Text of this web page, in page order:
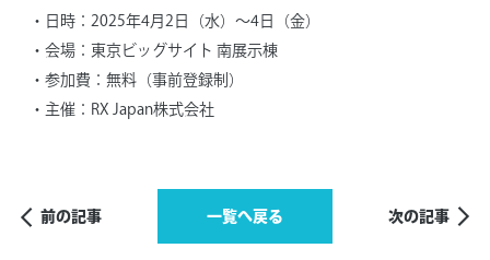
日時：2025年4月2日（水）～4日（金）
会場：東京ビッグサイト 南展示棟
参加費：無料（事前登録制）
主催：RX Japan株式会社
前の記事 一覧へ戻る 次の記事